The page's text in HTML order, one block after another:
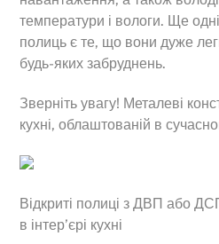
температури і вологи. Ще
полиць є те, що вони дуже
будь-яких забруднень.
Зверніть увагу! Металеві
кухні, облаштованій в
Відкриті полиці з ДВП або
в інтер’єрі кухні